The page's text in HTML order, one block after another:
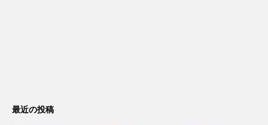
最近の投稿